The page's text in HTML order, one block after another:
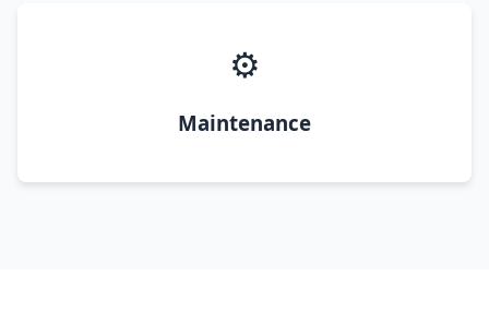
⚙️
Maintenance